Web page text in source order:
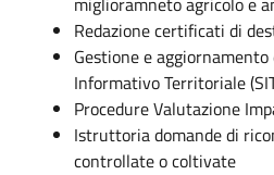
Redazione certificati di
Gestione e
Informativo Territoriale
Procedure Valutazione
Istruttoria domande di
controllate o coltivate